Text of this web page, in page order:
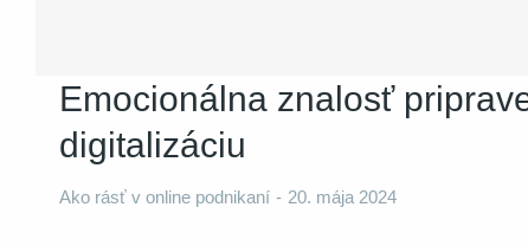
Emocionálna znalosť
digitalizáciu
Ako rásť v online podnikaní 20. mája 2024
Štatistiky
Aby sme
zlepšiť